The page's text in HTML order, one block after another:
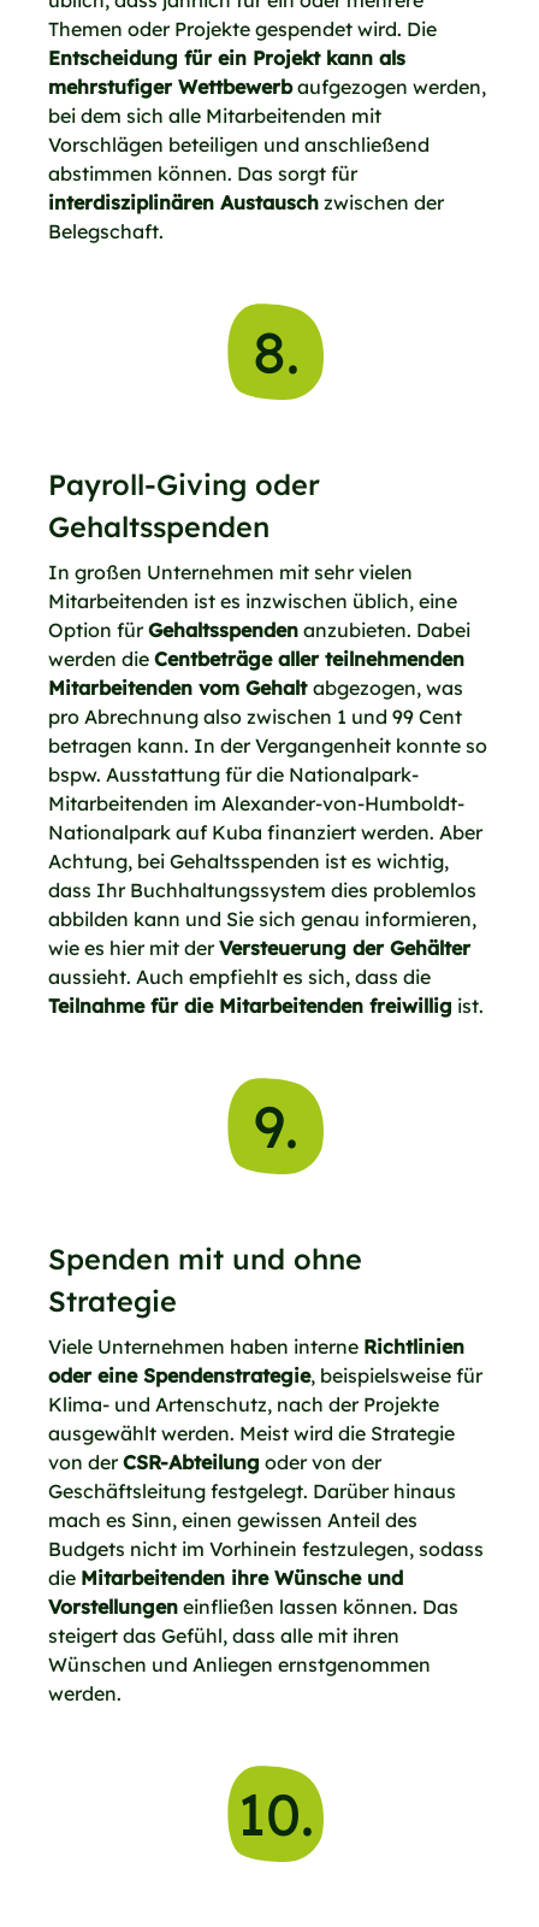
Themen oder Projekte gespendet wird. Die
Entscheidung für ein Projekt kann als
mehrstufiger Wettbewerbaufgezogen werden,
bei dem sich alle Mitarbeitenden mit
Vorschlägen beteiligen und anschließend
abstimmen können. Das sorgt für
interdisziplinären Austausch zwischen der
Belegschaft.
8.
Payroll-Giving oder
Gehaltsspenden
In großen Unternehmen mit sehr vielen
Mitarbeitenden ist es inzwischen üblich, eine
Option fürGehaltsspenden anzubieten. Dabei
werden die Centbeträge aller teilnehmenden
Mitarbeitenden vom Gehalt abgezogen, was
pro Abrechnung also zwischen 1 und 99 Cent
betragen kann. In der Vergangenheit konnte so
bspw. Ausstattung für die Nationalpark-
Mitarbeitenden im Alexander-von-Humboldt-
Nationalpark auf Kuba finanziert werden. Aber
Achtung, bei Gehaltsspenden ist es wichtig,
dass Ihr Buchhaltungssystem dies problemlos
abbilden kann und Sie sich genau informieren,
wie es hier mit derVersteuerung der Gehälter
aussieht. Auch empfiehlt es sich, dass die
Teilnahme für die Mitarbeitenden freiwillig ist.
9.
Spenden mit und ohne
Strategie
Viele Unternehmen haben interne Richtlinien
oder eine Spendenstrategie, beispielsweise für
Klima- und Artenschutz, nach der Projekte
ausgewählt werden. Meist wird die Strategie
von derCSR-Abteilung oder von der
Geschäftsleitung festgelegt. Darüber hinaus
mach es Sinn, einen gewissen Anteil des
Budgets nicht im Vorhinein festzulegen, sodass
die Mitarbeitenden ihre Wünsche und
Vorstellungen einfließen lassen können. Das
steigert das Gefühl, dass alle mit ihren
Wünschen und Anliegen ernstgenommen
werden.
10.